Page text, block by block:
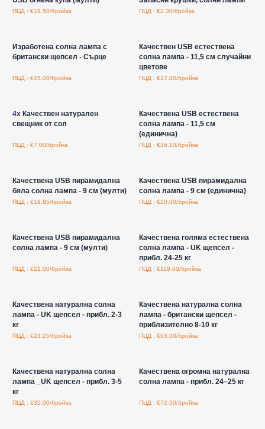
ПЦД : €18.50/бройка ПЦД : €2.30/бройка
Изработена солна лампа с
британски щепсел - Сърце
ПЦД : €45.00/бройка
Качествен USB естествена
солна лампа - 11,5 см случайни
цветове
ПЦД : €17.85/бройка
4xКачествен натурален
свещник от сол
ПЦД : €7.00/бройка
Качествена USB естествена
солна лампа - 11,5 см
(единична)
ПЦД : €16.10/бройка
Качествена USB пирамидална
бяла солна лампа - 9 см (мулти)
ПЦД : €19.95/бройка
Качествена USB пирамидална
солна лампа - 9 см (единична)
ПЦД : €20.00/бройка
Качествена USB пирамидална
солна лампа - 9 см (мулти)
ПЦД : €21.00/бройка
Качествена голяма естествена
солна лампа - UK щепсел -
прибл. 24-25 кг
ПЦД : €119.60/бройка
Качествена натурална солна
лампа - UK щепсел - прибл. 2-3
кг
ПЦД : €23.25/бройка
Качествена натурална солна
лампа - британски щепсел -
приблизително 8-10 кг
ПЦД : €63.00/бройка
Качествена натурална солна
лампа _UK щепсел - прибл. 3-5
кг
ПЦД : €35.00/бройка
Качествена огромна натурална
солна лампа - прибл. 24–25 кг
ПЦД : €72.50/бройка